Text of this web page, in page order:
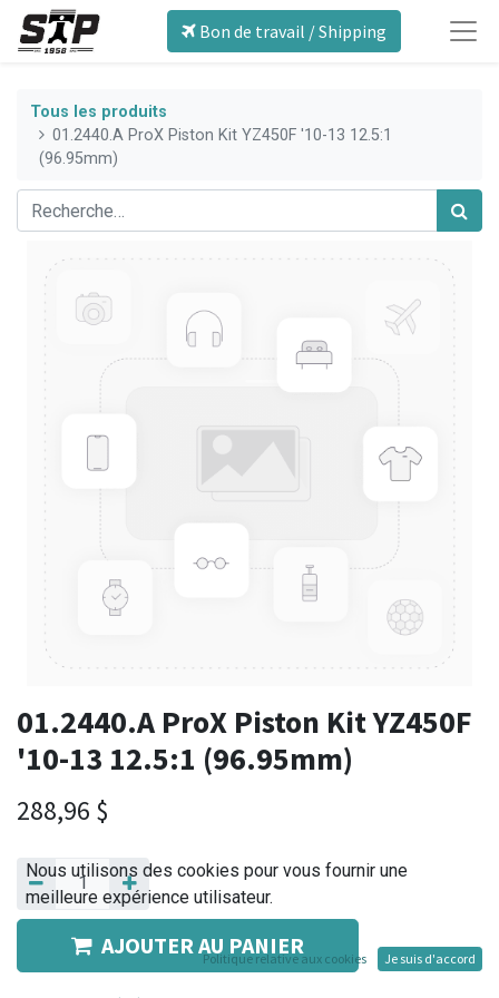
Bon de travail / Shipping
Tous les produits
01.2440.A ProX Piston Kit YZ450F '10-13 12.5:1
(96.95mm)
01.2440.A ProX Piston Kit YZ450F
'10-13 12.5:1 (96.95mm)
288,96 $
AJOUTER AU PANIER
Nous utilisons des cookies pour vous fournir une
meilleure expérience utilisateur.
Politique relative aux cookies Je suis d'accord